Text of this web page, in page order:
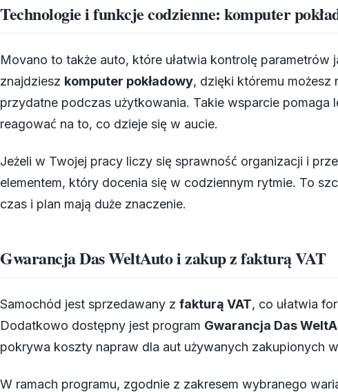
Technologie i funkcje codzienne: komputer
Movano to także auto, które ułatwia kontrolę parametrów
znajdziesz komputer pokładowy, dzięki któremu możesz
przydatne podczas użytkowania. Takie wsparcie pomaga
reagować na to, co dzieje się w aucie.
Jeżeli w Twojej pracy liczy się sprawność organizacji i
elementem, który docenia się w codziennym rytmie. To
czas i plan mają duże znaczenie.
Gwarancja Das WeltAuto i zakup z fakturą VAT
Samochód jest sprzedawany z fakturą VAT, co ułatwia
Dodatkowo dostępny jest program Gwarancja Das
pokrywa koszty napraw dla aut używanych zakupionych
W ramach programu, zgodnie z zakresem wybranego